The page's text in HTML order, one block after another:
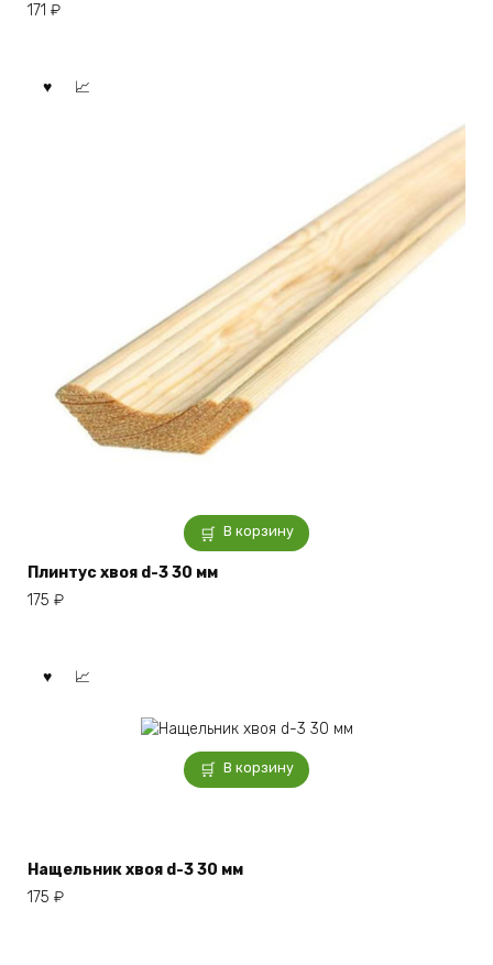
171 ₽
В корзину
Плинтус хвоя d-3 30 мм
175 ₽
В корзину
Нащельник хвоя d-3 30 мм
175 ₽